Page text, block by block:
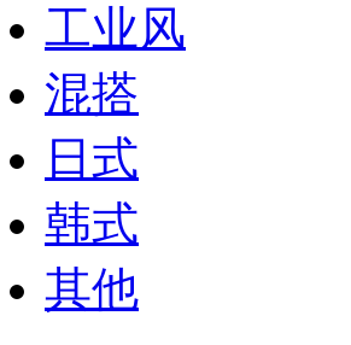
工业风
混搭
日式
韩式
其他